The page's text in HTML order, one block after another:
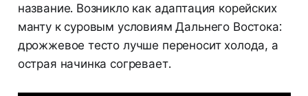
название. Возникло как адаптация корейских
манту к суровым условиям Дальнего Востока:
дрожжевое тесто лучше переносит холода, а
острая начинка согревает.